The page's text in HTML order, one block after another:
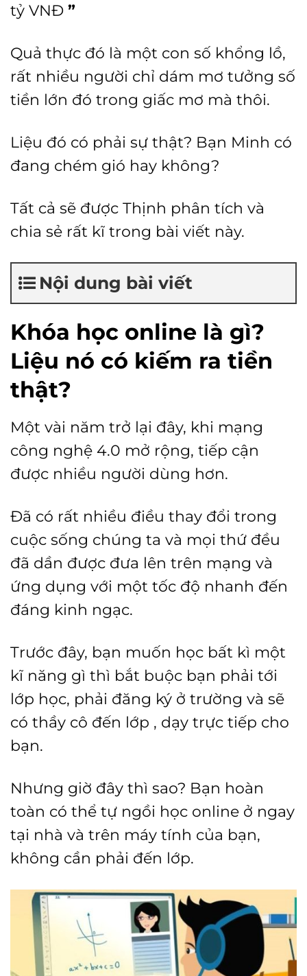
tỷ VNĐ ”
Quả thực đó là một con số khổng lồ,
rất nhiều người chỉ dám mơ tưởng số
tiền lớn đó trong giấc mơ mà thôi.
Liệu đó có phải sự thật? Bạn Minh có
đang chém gió hay không?
Tất cả sẽ được Thịnh phân tích và
chia sẻ rất kĩ trong bài viết này.
Nội dung bài viết
Khóa học online là gì?
Liệu nó có kiếm ra tiền
thật?
Một vài năm trở lại đây, khi mạng
công nghệ 4.0 mở rộng, tiếp cận
được nhiều người dùng hơn.
Đã có rất nhiều điều thay đổi trong
cuộc sống chúng ta và mọi thứ đều
đã dần được đưa lên trên mạng và
ứng dụng với một tốc độ nhanh đến
đáng kinh ngạc.
Trước đây, bạn muốn học bất kì một
kĩ năng gì thì bắt buộc bạn phải tới
lớp học, phải đăng ký ở trường và sẽ
có thầy cô đến lớp , dạy trực tiếp cho
bạn.
Nhưng giờ đây thì sao? Bạn hoàn
toàn có thể tự ngồi học online ở ngay
tại nhà và trên máy tính của bạn,
không cần phải đến lớp.